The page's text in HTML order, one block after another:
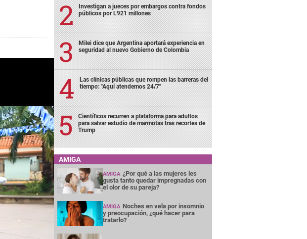
Investigan a jueces por embargos contra fondos
públicos por L921 millones
Milei dice que Argentina aportará experiencia en
seguridad al nuevo Gobierno de Colombia
Las clínicas públicas que rompen las barreras del
tiempo: "Aquí atendemos 24/7"
Científicos recurren a plataforma para adultos
para salvar estudio de marmotas tras recortes de
Trump
AMIGA
AMIGA ¿Por qué a las mujeres les
gusta tanto quedar impregnadas con
el olor de su pareja?
AMIGA Noches en vela por insomnio
y preocupación, ¿qué hacer para
tratarlo?